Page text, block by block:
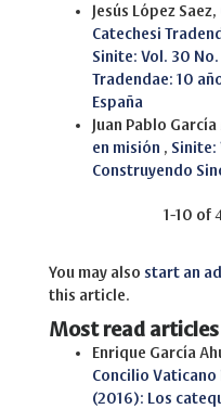
Jesús López Saez,
Catechesi
Sinite: Vol. 30
Tradendae: 10
España
Juan Pablo
en misión , Sinite:
Construyendo
1-10 of
You may also start an
this article.
Most read
Enrique García
Concilio Vaticano
(2016): Los